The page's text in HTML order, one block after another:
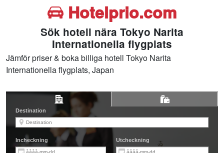
Hotelprio.com
Sök hotell nära Tokyo Narita
Internationella flygplats
Jämför priser & boka billiga hotell Tokyo Narita
Internationella flygplats, Japan